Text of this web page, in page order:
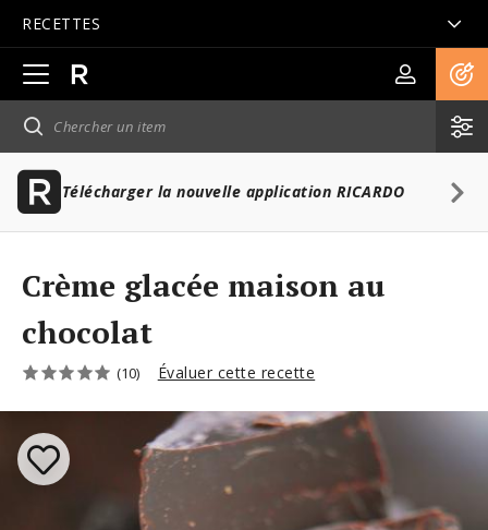
RECETTES
Ouvrir
la
navigation
principale
Télécharger la nouvelle application RICARDO
Crème glacée maison au
chocolat
(10) Évaluer cette recette